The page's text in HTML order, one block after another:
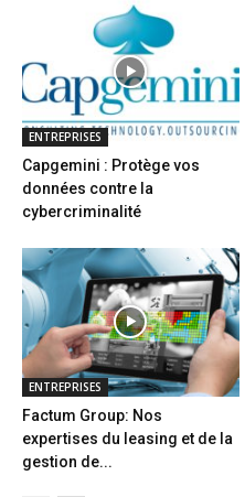
ENTREPRISES
Capgemini : Protège vos
données contre la
cybercriminalité
ENTREPRISES
Factum Group: Nos
expertises du leasing et de la
gestion de...